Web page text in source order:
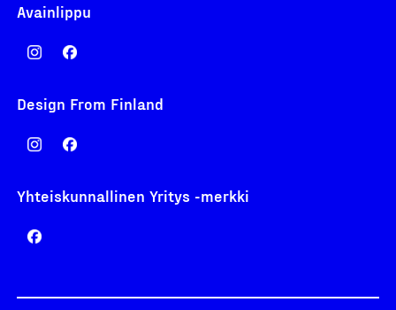
Avainlippu
Design From Finland
Yhteiskunnallinen Yritys -merkki